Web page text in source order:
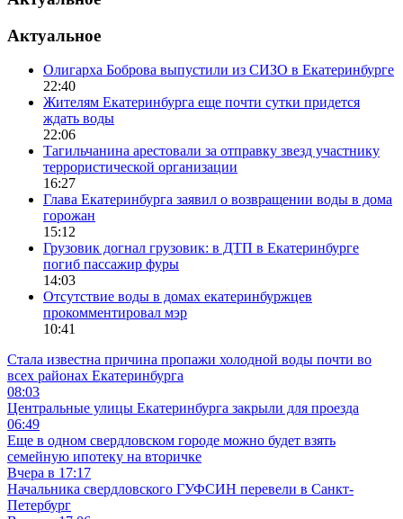
Актуальное
Олигарха Боброва выпустили из СИЗО в Екатеринбурге
22:40
Жителям Екатеринбурга еще почти сутки придется
ждать воды
22:06
Тагильчанина арестовали за отправку звезд участнику
террористической организации
16:27
Глава Екатеринбурга заявил о возвращении воды в дома
горожан
15:12
Грузовик догнал грузовик: в ДТП в Екатеринбурге
погиб пассажир фуры
14:03
Отсутствие воды в домах екатеринбуржцев
прокомментировал мэр
10:41
Стала известна причина пропажи холодной воды почти во
всех районах Екатеринбурга
08:03
Центральные улицы Екатеринбурга закрыли для проезда
06:49
Еще в одном свердловском городе можно будет взять
семейную ипотеку на вторичке
Вчера в 17:17
Начальника свердловского ГУФСИН перевели в Санкт-
Петербург